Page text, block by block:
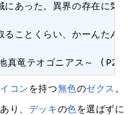
にあった。異界の存在に気
取ることくらい、かーんた
真竜テオゴニアス～ (P26-
コン を持つ無色のゼクス 。
り、 デッキの色を選ばずに